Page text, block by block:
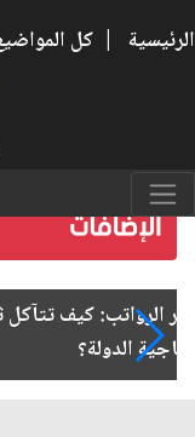
الرئيسية | كل
صمت